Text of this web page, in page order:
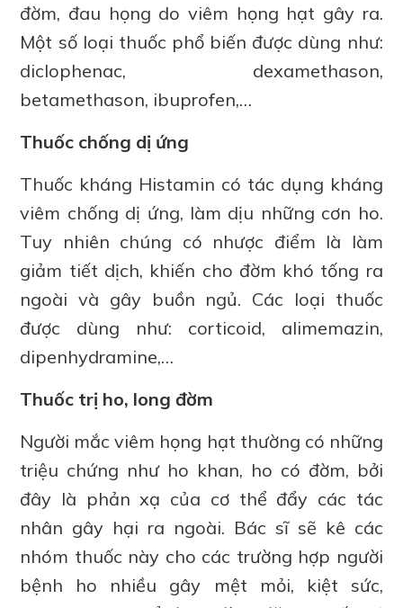
đờm, đau họng do viêm họng hạt gây ra.
Một số loại thuốc phổ biến được dùng như:
diclophenac, dexamethason,
betamethason, ibuprofen,…
Thuốc chống dị ứng
Thuốc kháng Histamin có tác dụng kháng
viêm chống dị ứng, làm dịu những cơn ho.
Tuy nhiên chúng có nhược điểm là làm
giảm tiết dịch, khiến cho đờm khó tống ra
ngoài và gây buồn ngủ. Các loại thuốc
được dùng như: corticoid, alimemazin,
dipenhydramine,…
Thuốc trị ho, long đờm
Người mắc viêm họng hạt thường có những
triệu chứng như ho khan, ho có đờm, bởi
đây là phản xạ của cơ thể đẩy các tác
nhân gây hại ra ngoài. Bác sĩ sẽ kê các
nhóm thuốc này cho các trường hợp người
bệnh ho nhiều gây mệt mỏi, kiệt sức,